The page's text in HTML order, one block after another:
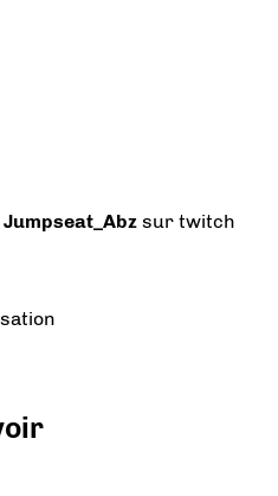
Jumpseat_Abz sur twitch